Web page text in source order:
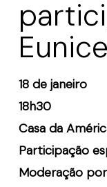
18 de janeiro
18h30
Casa da
Participação
Moderação